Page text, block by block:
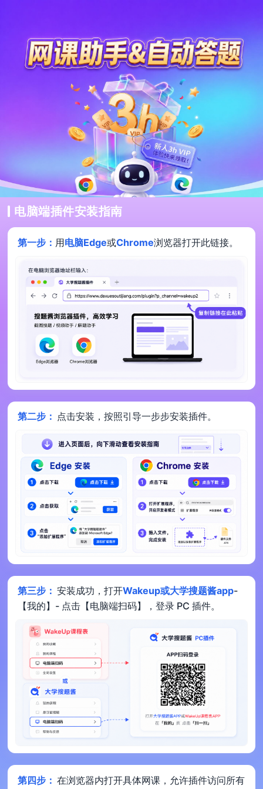
电脑端插件安装指南
第一步： 用电脑Edge或Chrome浏览器打开此链接。
第二步： 点击安装，按照引导一步步安装插件。
第三步： 安装成功，打开Wakeup或大学搜题酱app-
【我的】- 点击【电脑端扫码】，登录 PC 插件。
第四步： 在浏览器内打开具体网课，允许插件访问所有